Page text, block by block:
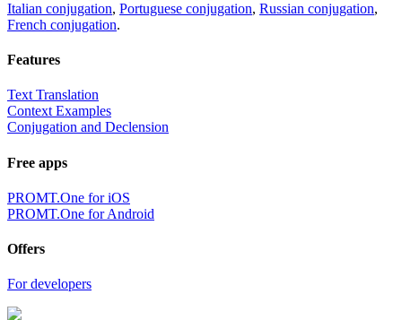
Italian conjugation, Portuguese conjugation, Russian conjugation,
French conjugation.
Features
Text Translation
Context Examples
Conjugation and Declension
Free apps
PROMT.One for iOS
PROMT.One for Android
Offers
For developers